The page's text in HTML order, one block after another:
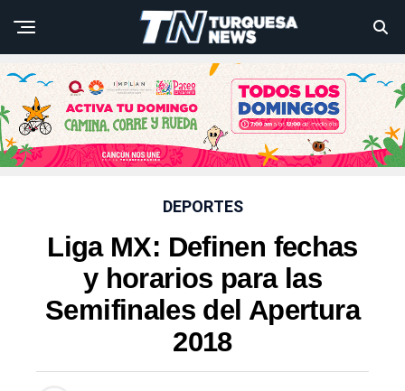
DEPORTES
Liga MX: Definen fechas
y horarios para las
Semifinales del Apertura
2018